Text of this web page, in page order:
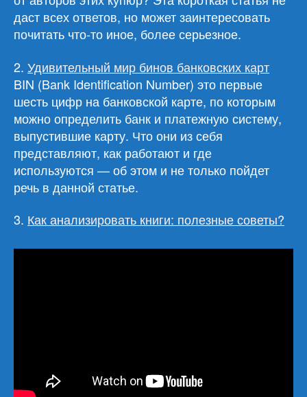
даст всех ответов, но может заинтересовать
почитать что-то иное, более серьезное.
2. Удивительный мир бинов банковских карт
BIN (Bank Identification Number) это первые
шесть цифр на банковской карте, по которым
можно определить банк и платежную систему,
выпустившие карту. Что они из себя
представляют, как работают и где
используются — об этом и не только пойдет
речь в данной статье.
3. Как анализировать книги: полезные советы?